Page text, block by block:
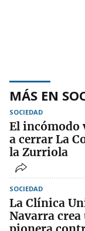
MÁS EN
SOCIEDAD
El incómodo
a cerrar La
la Zurriola
SOCIEDAD
La Clínica
Navarra